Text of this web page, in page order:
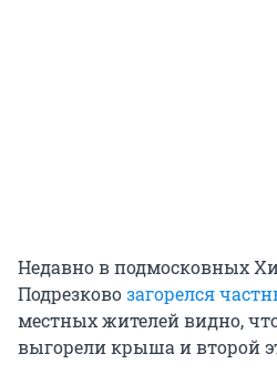
Недавно в подмосковных
Подрезковозагорелся
местных жителей видно,
выгорели крыша и второй